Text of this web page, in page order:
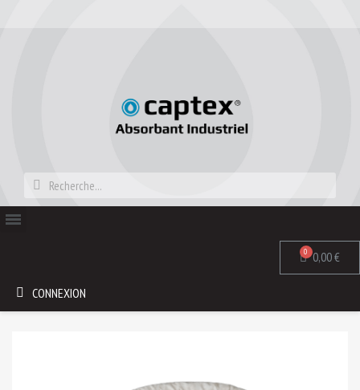
0,00 €
CONNEXION